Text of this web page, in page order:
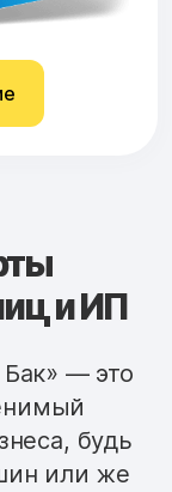
и ИП
— это
будь
или же